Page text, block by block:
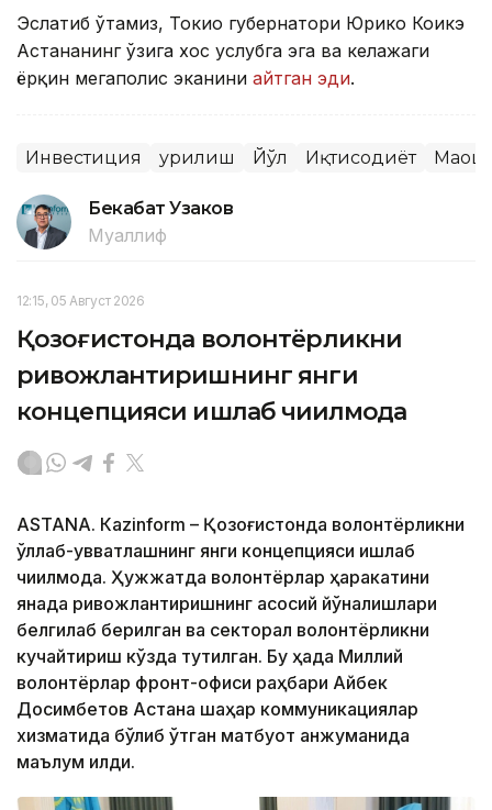
Эслатиб ўтамиз, Токио губернатори Юрико Коикэ
Астананинг ўзига хос услубга эга ва келажаги
ёрқин мегаполис эканини айтган эди.
Инвестиция Қурилиш Йўл Иқтисодиёт Маош
Бекабат Узаков
Муаллиф
12:15, 05 Август 2026
Қозоғистонда волонтёрликни
ривожлантиришнинг янги
концепцияси ишлаб чиқилмоқда
ASTANА. Кazinform – Қозоғистонда волонтёрликни
қўллаб-қувватлашнинг янги концепцияси ишлаб
чиқилмоқда. Ҳужжатда волонтёрлар ҳаракатини
янада ривожлантиришнинг асосий йўналишлари
белгилаб берилган ва секторал волонтёрликни
кучайтириш кўзда тутилган. Бу ҳақда Миллий
волонтёрлар фронт-офиси раҳбари Айбек
Досимбетов Астана шаҳар коммуникациялар
хизматида бўлиб ўтган матбуот анжуманида
маълум қилди.